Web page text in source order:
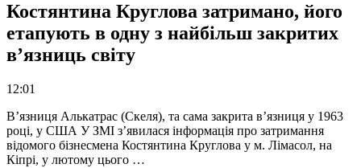
Костянтина Круглова затримано, його
етапують в одну з найбільш закритих
в’язниць світу
12:01
В’язниця Алькатрас (Скеля), та сама закрита в’язниця у 1963
році, у США У ЗМІ з’явилася інформація про затримання
відомого бізнесмена Костянтина Круглова у м. Лімасол, на
Кіпрі, у лютому цього …